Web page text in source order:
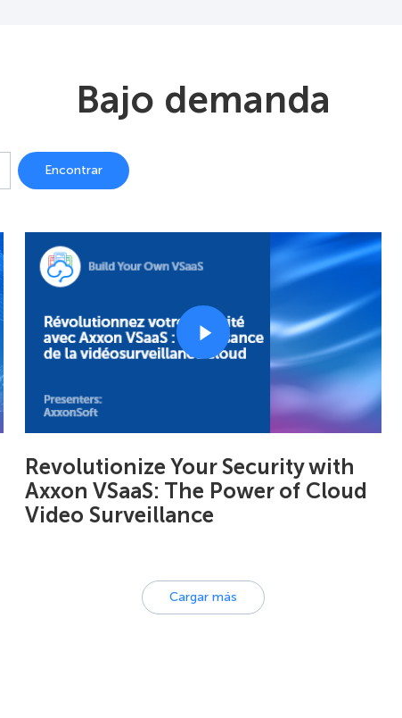
Bajo demanda
Encontrar
Revolutionize Your Security with
Axxon VSaaS: The Power of Cloud
Video Surveillance
Cargar más